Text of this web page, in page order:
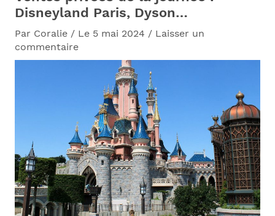
Disneyland Paris, Dyson…
Par Coralie / Le 5 mai 2024 / Laisser un
commentaire